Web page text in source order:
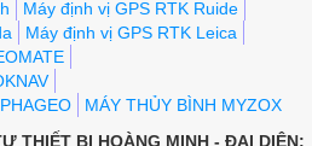
Máy định vị GPS RTK Ruide
Máy định vị GPS RTK Leica
MÁY THỦY BÌNH MYZOX
THIẾT BỊ HOÀNG MINH - ĐẠI DIỆN: